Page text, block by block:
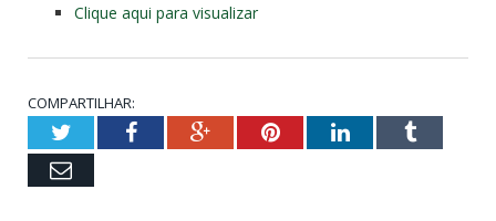
Clique aqui para visualizar
COMPARTILHAR:
TwitterFacebookGoogle+PinterestLinkedInTumblr
Email